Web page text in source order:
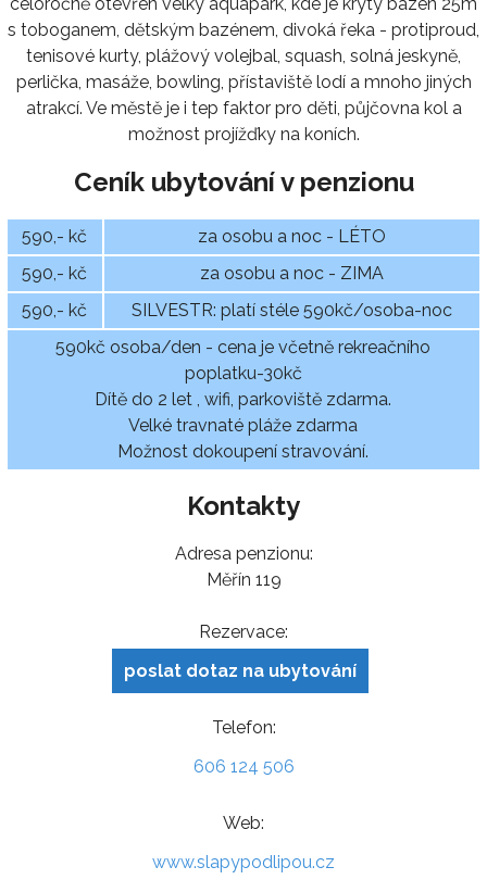
s toboganem, dětským bazénem, divoká řeka - protiproud,
tenisové kurty, plážový volejbal, squash, solná jeskyně,
perlička, masáže, bowling, přístaviště lodí a mnoho jiných
atrakcí. Ve městě je i tep faktor pro děti, půjčovna kol a
možnost projížďky na koních.
Ceník ubytování v penzionu
590,- kč
za osobu a noc - LÉTO
590,- kč
za osobu a noc - ZIMA
590,- kč
SILVESTR: platí stéle 590kč/osoba-noc
590kč osoba/den - cena je včetně rekreačního
poplatku-30kč
Dítě do 2 let , wifi, parkoviště zdarma.
Velké travnaté pláže zdarma
Možnost dokoupení stravování.
Kontakty
Adresa penzionu:
Měřín 119
Rezervace:
poslat dotaz na ubytování
Telefon:
606 124 506
Web:
www.slapypodlipou.cz